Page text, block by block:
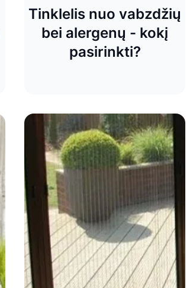
Tinklelis nuo vabzdžių
bei alergenų - kokį
pasirinkti?